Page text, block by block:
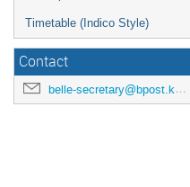
Timetable (Indico Style)
Contact
belle-secretary@bpost.kek.jp